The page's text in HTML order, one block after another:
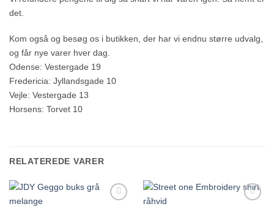
det.
Kom også og besøg os i butikken, der har vi endnu større udvalg,
og får nye varer hver dag.
Odense: Vestergade 19
Fredericia: Jyllandsgade 10
Vejle: Vestergade 13
Horsens: Torvet 10
RELATEREDE VARER